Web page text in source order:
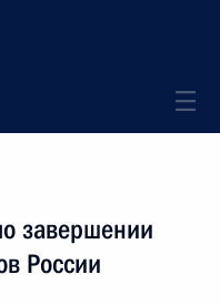
завершении
России